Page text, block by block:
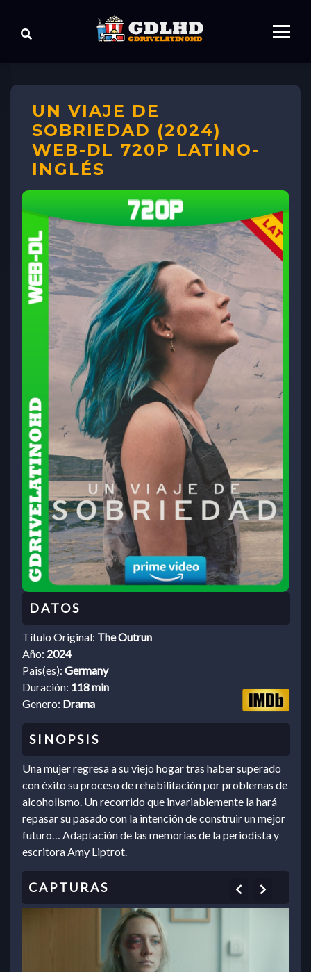
UN VIAJE DE
SOBRIEDAD (2024)
WEB-DL 720P LATINO-
INGLÉS
Título Original: The Outrun
Año: 2024
Pais(es): Germany
Duración: 118 min
Genero: Drama
Una mujer regresa a su viejo hogar tras haber superado
con éxito su proceso de rehabilitación por problemas de
alcoholismo. Un recorrido que invariablemente la hará
repasar su pasado con la intención de construir un mejor
futuro… Adaptación de las memorias de la periodista y
escritora Amy Liptrot.
Previous